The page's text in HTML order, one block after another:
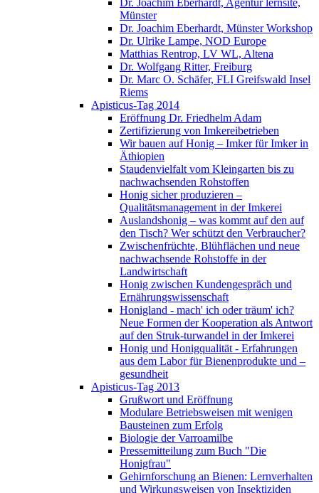
Dr. Joachim Eberhardt, Agentur lernsite,
Münster
Dr. Joachim Eberhardt, Münster Workshop
Dr. Ulrike Lampe, NOD Europe
Matthias Rentrop, LV WL, Altena
Dr. Wolfgang Ritter, Freiburg
Dr. Marc O. Schäfer, FLI Greifswald Insel
Riems
Apisticus-Tag 2014
Eröffnung Dr. Friedhelm Adam
Zertifizierung von Imkereibetrieben
Wir bauen auf Honig – Imker für Imker in
Äthiopien
Staudenvielfalt vom Kleingarten bis zu
nachwachsenden Rohstoffen
Honig sicher produzieren –
Qualitätsmanagement in der Imkerei
Auslandshonig – was kommt auf den auf
den Tisch? Wer schützt den Verbraucher?
Zwischenfrüchte, Blühflächen und neue
nachwachsende Rohstoffe in der
Landwirtschaft
Honig zwischen Kundengespräch und
Ernährungswissenschaft
Honigland - mach' ich oder träum' ich?
Neue Formen der Kooperation als Antwort
auf den Struk-turwandel in der Imkerei
Honig und Honigqualität - Erfahrungen
aus dem Labor für Bienenprodukte und –
gesundheit
Apisticus-Tag 2013
Grußwort und Eröffnung
Modulare Betriebsweisen mit wenigen
Bausteinen zum Erfolg
Biologie der Varroamilbe
Pressemitteilung zum Buch "Die
Honigfrau"
Gehirnforschung an Bienen: Lernverhalten
und Wirkungsweisen von Insektiziden